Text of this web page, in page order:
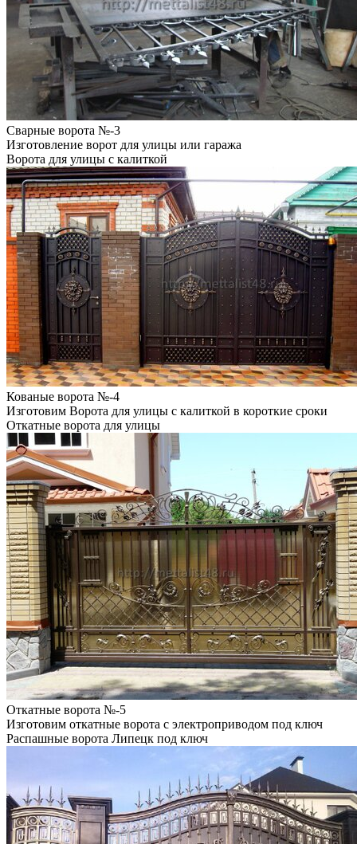
Сварные ворота №-3
Изготовление ворот для улицы или гаража
Ворота для улицы с калиткой
Кованые ворота №-4
Изготовим Ворота для улицы с калиткой в короткие сроки
Откатные ворота для улицы
Откатные ворота №-5
Изготовим откатные ворота с электроприводом под ключ
Распашные ворота Липецк под ключ